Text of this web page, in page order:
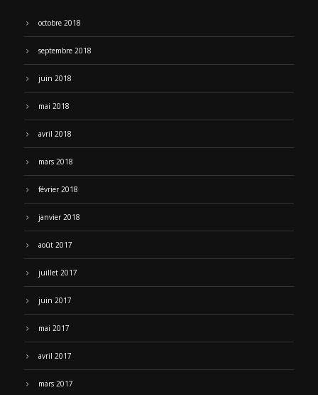
octobre 2018
septembre 2018
juin 2018
mai 2018
avril 2018
mars 2018
février 2018
janvier 2018
août 2017
juillet 2017
juin 2017
mai 2017
avril 2017
mars 2017